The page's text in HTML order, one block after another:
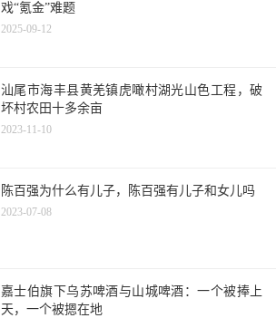
戏“氪金”难题
2025-09-12
汕尾市海丰县黄羌镇虎噉村湖光山色工程，破
坏村农田十多余亩
2023-11-10
陈百强为什么有儿子，陈百强有儿子和女儿吗
2023-07-08
嘉士伯旗下乌苏啤酒与山城啤酒：一个被捧上
天，一个被摁在地